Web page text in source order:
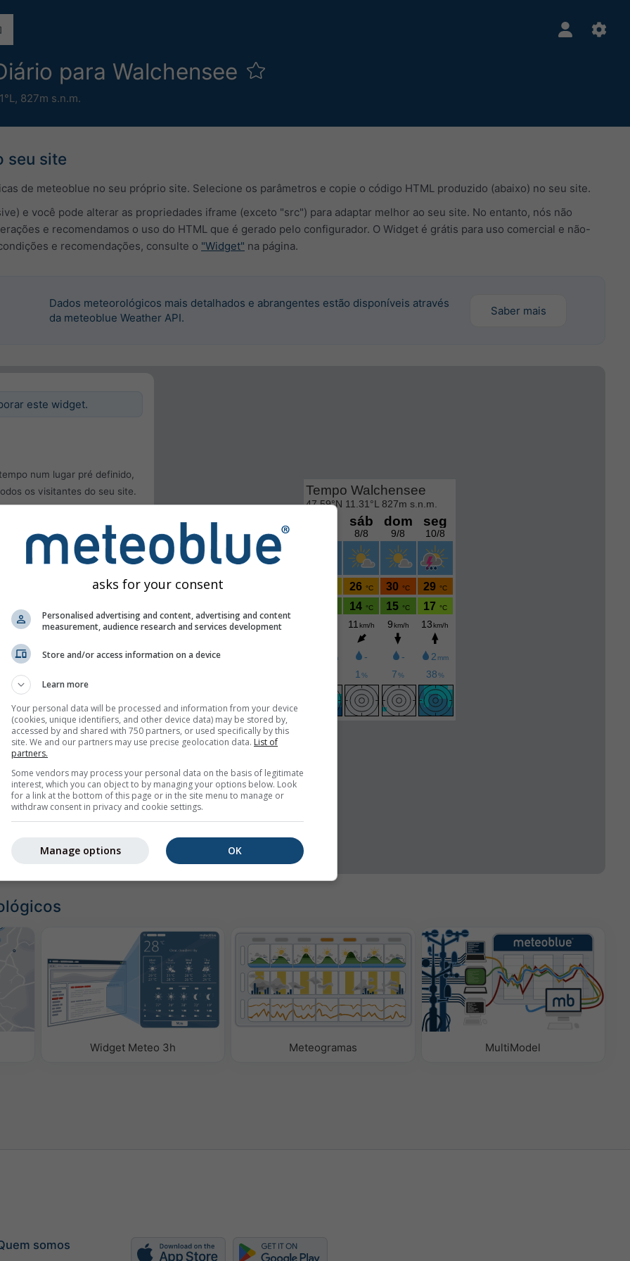
para Walchensee
827m s.n.m.
seu site
de meteoblue no seu próprio site. Selecione os parâmetros e copie o código HTML produzido (abaixo) no seu site.
e você pode alterar as propriedades iframe (exceto "src") para adaptar melhor ao seu site. No entanto, nós não
e recomendamos o uso do HTML que é gerado pelo configurador. O Widget é grátis para uso comercial e não-
e recomendações, consulte o "Widget" na página.
Dados meteorológicos mais detalhados e abrangentes estão disponíveis através
da meteoblue Weather API.
Saber mais
este widget.
num lugar pré definido,
os visitantes do seu site.
mph
adicionar variáveis
ou para as retirar.
Widget Meteo 3h Meteogramas MultiModel
somos
asks for your consent
Personalised advertising and content, advertising and content
measurement, audience research and services development
Store and/or access information on a device
Learn more
Your personal data will be processed and information from your device
(cookies, unique identifiers, and other device data) may be stored by,
accessed by and shared with 750 partners, or used specifically by this
site. We and our partners may use precise geolocation data. List of
partners.
Some vendors may process your personal data on the basis of legitimate
interest, which you can object to by managing your options below. Look
for a link at the bottom of this page or in the site menu to manage or
withdraw consent in privacy and cookie settings.
OK
Manage options